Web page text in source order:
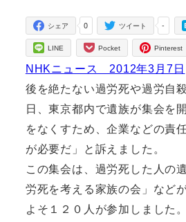
0
シェア -
ツイート
LINE Pocket Pinterest
NHKニュース 2012年3月7日
後を絶たない過労死や過労自
日、東京都内で遺族が集会を
をなくすため、企業などの責
が必要だ」と訴えました。
この集会は、過労死した人の
労死を考える家族の会」など
よそ１２０人が参加しました。